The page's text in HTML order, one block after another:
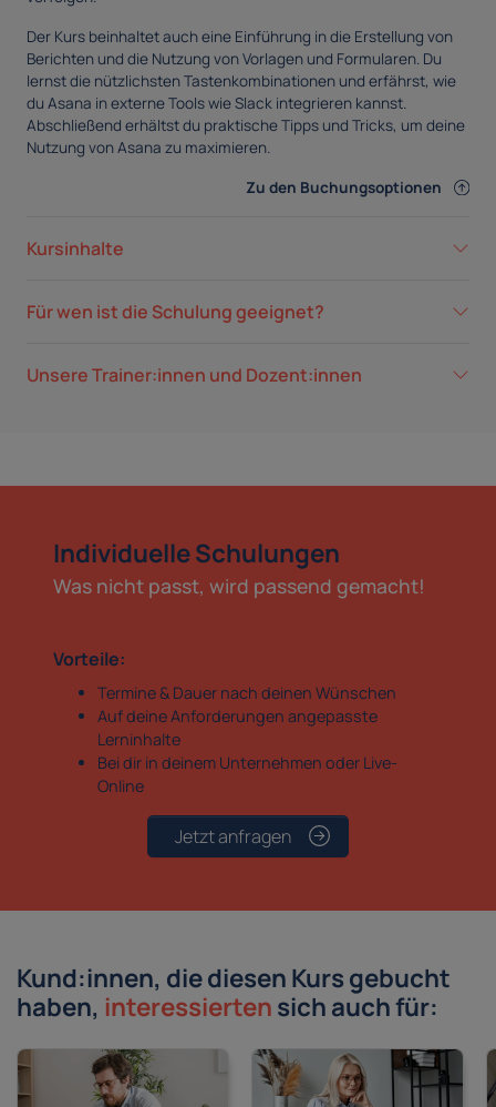
Der Kurs beinhaltet auch eine Einführung in die Erstellung von
Berichten und die Nutzung von Vorlagen und Formularen. Du
lernst die nützlichsten Tastenkombinationen und erfährst, wie
du Asana in externe Tools wie Slack integrieren kannst.
Abschließend erhältst du praktische Tipps und Tricks, um deine
Nutzung von Asana zu maximieren.
Zu den Buchungsoptionen
Kursinhalte
Für wen ist die Schulung geeignet?
Unsere Trainer:innen und Dozent:innen
Individuelle Schulungen
Was nicht passt, wird passend gemacht!
Vorteile:
Termine & Dauer nach deinen Wünschen
Auf deine Anforderungen angepasste
Lerninhalte
Bei dir in deinem Unternehmen oder Live-
Online
Jetzt anfragen
Kund:innen, die diesen Kurs gebucht
haben, interessiertensich auch für: